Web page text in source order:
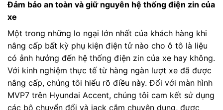
Đảm bảo an toàn và giữ nguyên hệ thống điện zin của
xe
Một trong những lo ngại lớn nhất của khách hàng khi
nâng cấp bất kỳ phụ kiện điện tử nào cho ô tô là liệu
có ảnh hưởng đến hệ thống điện zin của xe hay không.
Với kinh nghiệm thực tế từ hàng ngàn lượt xe đã được
nâng cấp, chúng tôi hiểu rõ điều này. Đối với màn hình
MVP7 trên Hyundai Accent, chúng tôi cam kết sử dụng
các bộ chuyển đổi và jack cắm chuyên dụng, được